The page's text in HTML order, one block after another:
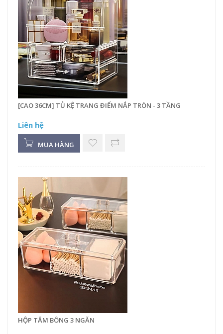
[CAO 36CM] TỦ KỆ TRANG ĐIỂM NẮP TRÒN - 3 TẦNG
Liên hệ
MUA HÀNG
HỘP TĂM BÔNG 3 NGĂN